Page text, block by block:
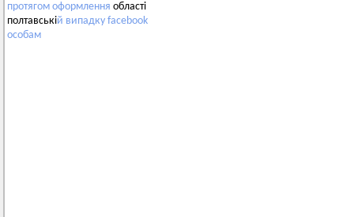
протягом оформлення області
полтавській випадку facebook
особам